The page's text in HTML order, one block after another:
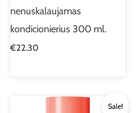
nenuskalaujamas
kondicionierius 300 ml.
€22.30
Sale!
OriginalCurrent